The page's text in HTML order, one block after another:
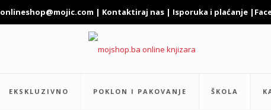
onlineshop@mojic.com | Kontaktiraj nas | Isporuka i plaćanje |
EKSKLUZIVNO POKLON I PAKOVANJE ŠKOLA